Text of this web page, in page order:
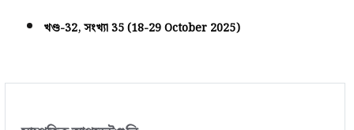
খণ্ড-32, সংখ্যা 35 (18-29 October 2025)